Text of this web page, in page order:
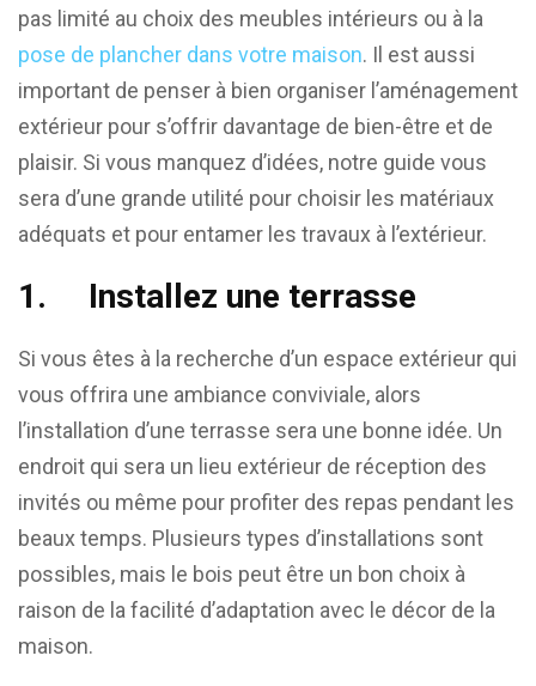
pas limité au choix des meubles intérieurs ou à la
pose de plancher dans votre maison. Il est aussi
important de penser à bien organiser l’aménagement
extérieur pour s’offrir davantage de bien-être et de
plaisir. Si vous manquez d’idées, notre guide vous
sera d’une grande utilité pour choisir les matériaux
adéquats et pour entamer les travaux à l’extérieur.
1. Installez une terrasse
Si vous êtes à la recherche d’un espace extérieur qui
vous offrira une ambiance conviviale, alors
l’installation d’une terrasse sera une bonne idée. Un
endroit qui sera un lieu extérieur de réception des
invités ou même pour profiter des repas pendant les
beaux temps. Plusieurs types d’installations sont
possibles, mais le bois peut être un bon choix à
raison de la facilité d’adaptation avec le décor de la
maison.